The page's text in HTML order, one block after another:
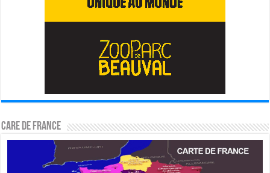
CARE DE FRANCE